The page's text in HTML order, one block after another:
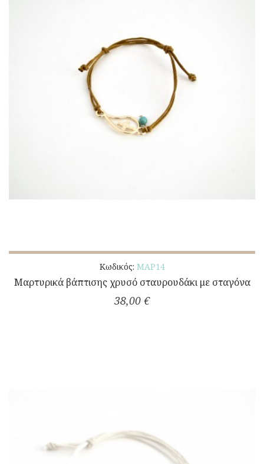
Κωδικός: ΜΑΡ14
Μαρτυρικά βάπτισης χρυσό σταυρουδάκι με σταγόνα
38,00 €